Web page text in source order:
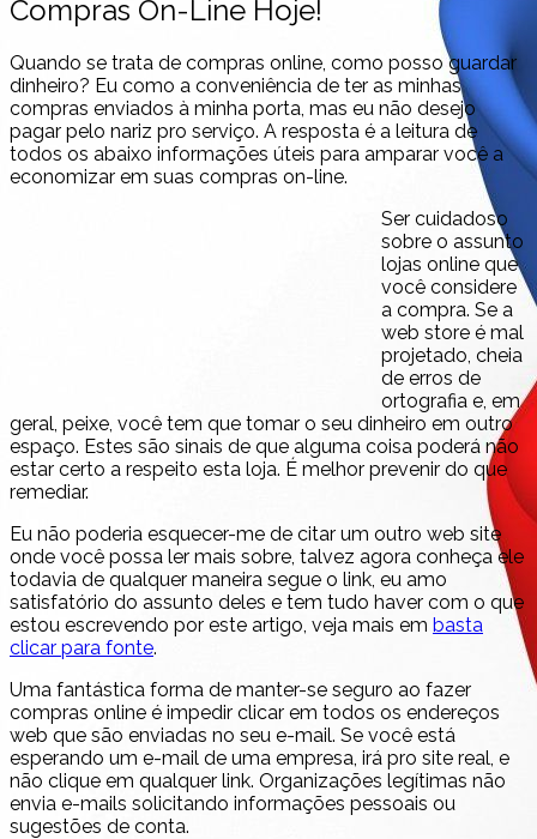
Compras On-Line Hoje!
Quando se trata de compras online, como posso guardar
dinheiro? Eu como a conveniência de ter as minhas
compras enviados à minha porta, mas eu não desejo
pagar pelo nariz pro serviço. A resposta é a leitura de
todos os abaixo informações úteis para amparar você a
economizar em suas compras on-line.
Ser cuidadoso
sobre o assunto
lojas online que
você considere
a compra. Se a
web store é mal
projetado, cheia
de erros de
ortografia e, em
geral, peixe, você tem que tomar o seu dinheiro em outro
espaço. Estes são sinais de que alguma coisa poderá não
estar certo a respeito esta loja. É melhor prevenir do que
remediar.
Eu não poderia esquecer-me de citar um outro web site
onde você possa ler mais sobre, talvez agora conheça ele
todavia de qualquer maneira segue o link, eu amo
satisfatório do assunto deles e tem tudo haver com o que
estou escrevendo por este artigo, veja mais em basta
clicar para fonte.
Uma fantástica forma de manter-se seguro ao fazer
compras online é impedir clicar em todos os endereços
web que são enviadas no seu e-mail. Se você está
esperando um e-mail de uma empresa, irá pro site real, e
não clique em qualquer link. Organizações legítimas não
envia e-mails solicitando informações pessoais ou
sugestões de conta.